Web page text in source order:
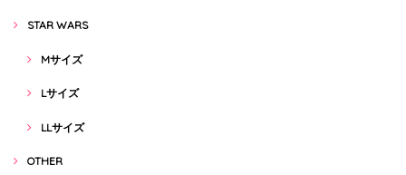
STAR WARS
Mサイズ
Lサイズ
LLサイズ
OTHER